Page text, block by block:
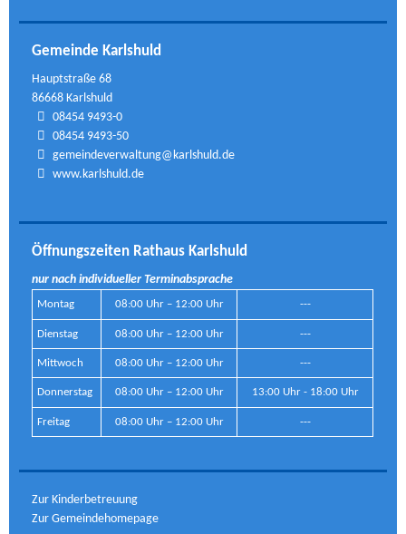
Gemeinde Karlshuld
Hauptstraße 68
86668 Karlshuld
08454 9493-0
08454 9493-50
gemeindeverwaltung@karlshuld.de
www.karlshuld.de
Öffnungszeiten Rathaus Karlshuld
nur nach individueller Terminabsprache
Montag 08:00 Uhr – 12:00 Uhr ---
Dienstag 08:00 Uhr – 12:00 Uhr ---
Mittwoch 08:00 Uhr – 12:00 Uhr ---
Donnerstag 08:00 Uhr – 12:00 Uhr 13:00 Uhr - 18:00 Uhr
Freitag 08:00 Uhr – 12:00 Uhr ---
Zur Kinderbetreuung
Zur Gemeindehomepage